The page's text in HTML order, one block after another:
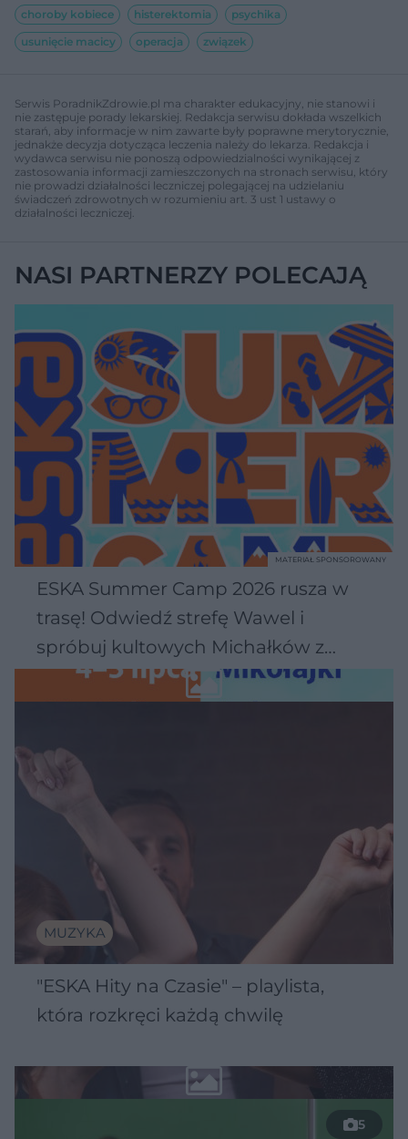
choroby kobiece histerektomia
psychika
usunięcie macicy
operacja związek
Serwis PoradnikZdrowie.pl ma charakter edukacyjny, nie stanowi i
nie zastępuje porady lekarskiej. Redakcja serwisu dokłada wszelkich
starań, aby informacje w nim zawarte były poprawne merytorycznie,
jednakże decyzja dotycząca leczenia należy do lekarza. Redakcja i
wydawca serwisu nie ponoszą odpowiedzialności wynikającej z
zastosowania informacji zamieszczonych na stronach serwisu, który
nie prowadzi działalności leczniczej polegającej na udzielaniu
świadczeń zdrowotnych w rozumieniu art. 3 ust 1 ustawy o
działalności leczniczej.
NASI PARTNERZY POLECAJĄ
ESKA Summer Camp 2026 rusza w
trasę! Odwiedź strefę Wawel i
spróbuj kultowych Michałków z
Wawelu
MATERIAŁ SPONSOROWANY
MUZYKA
"ESKA Hity na Czasie" – playlista,
która rozkręci każdą chwilę
5